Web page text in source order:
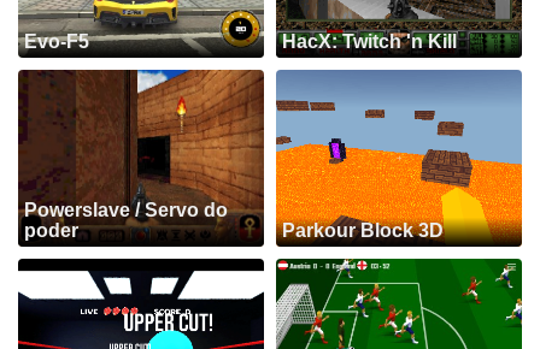
Evo-F5 HacX: Twitch 'n Kill
Powerslave / Servo do
poder
Parkour Block 3D